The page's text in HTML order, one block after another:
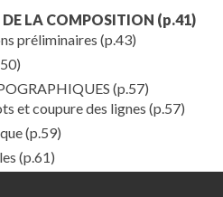
LA COMPOSITION (p.41)
préliminaires (p.43)
(p.57)
et coupure des lignes (p.57)
(p.59)
(p.61)